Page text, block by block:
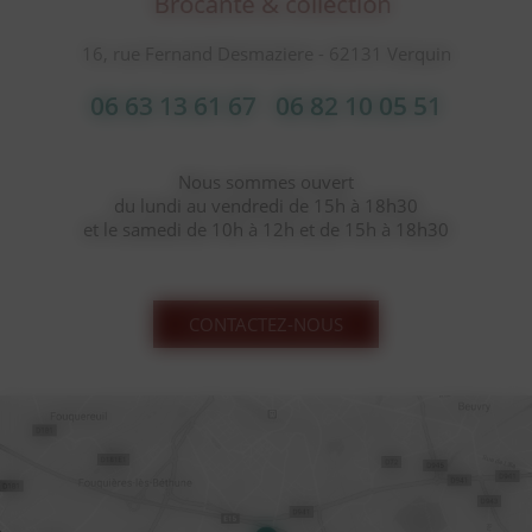
06 63 13 61 67 06 82 10 05 51
Nous sommes ouvert
du lundi au vendredi de 15h à 18h30
et le samedi de 10h à 12h et de 15h à 18h30